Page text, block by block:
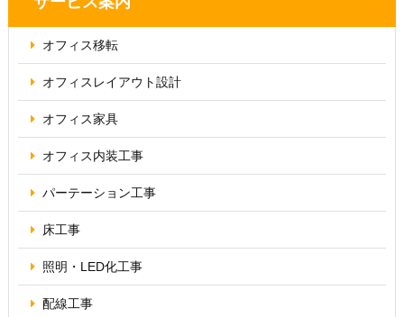
オフィス移転
オフィス レイアウト設計
オフィス家具
オフィス内装工事
パーテーション工事
床工事
照明・ LED化工事
配線工事